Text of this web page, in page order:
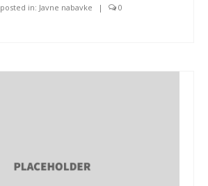
posted in: Javne nabavke | 0